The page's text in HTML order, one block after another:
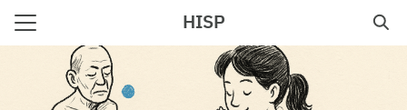
Skip
HISP
Search